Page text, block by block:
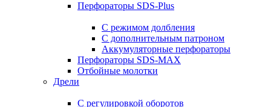
Перфораторы SDS-Plus
С режимом долбления
С дополнительным патроном
Аккумуляторные перфораторы
Перфораторы SDS-MAX
Отбойные молотки
Дрели
С регулировкой оборотов